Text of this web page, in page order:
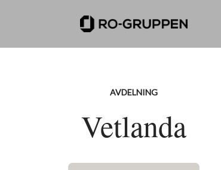
AVDELNING
Vetlanda